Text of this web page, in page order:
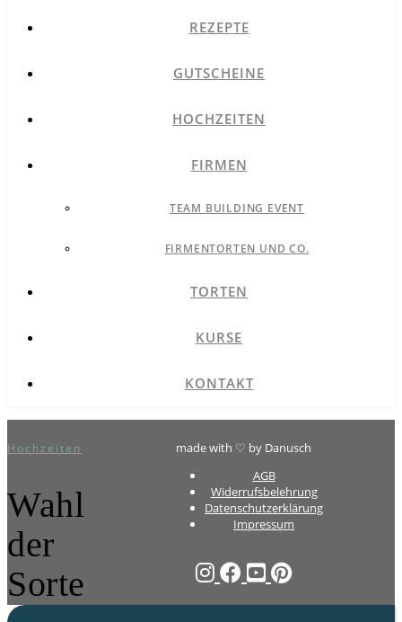
REZEPTE
GUTSCHEINE
HOCHZEITEN
FIRMEN
TEAM BUILDING EVENT
FIRMENTORTEN UND CO.
TORTEN
KURSE
KONTAKT
Hochzeiten
Wahl
der
Sorte
made with ♡ by Danusch
AGB
Widerrufsbelehrung
Datenschutzerklärung
Impressum